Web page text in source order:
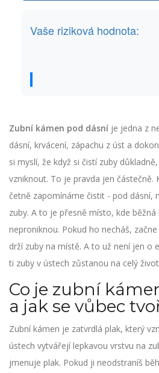
Vaše riziková hodnota:
Zubní kámen pod dásní je jedna z
dásní, krvácení, zápachu z úst a
si myslí, že když si čistí zuby
vzniknout. To je pravda jen částečně.
četně zapomínáme čistit - pod dásní,
zuby. A to je přesně místo, kde
neproniknou. Pokud ho necháš,
drží zuby na místě. A to už není jen
ti zuby v ústech zůstanou na celý
Co je zubní
a jak se vůbec
Zubní kámen je zatvrdlá plak, který
ústech vytvářejí lepkavou vrstvu na
jmenuje plak. Pokud ji neodstraníš